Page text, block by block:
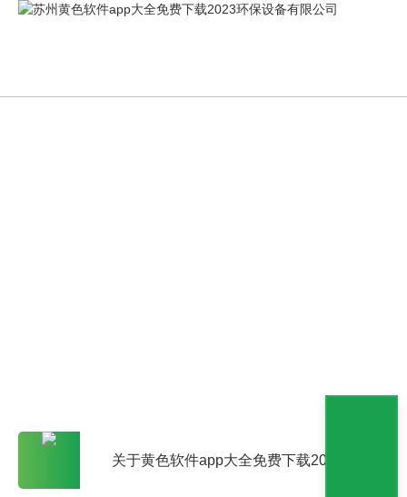
关于黄色软件app大全免费下载2023